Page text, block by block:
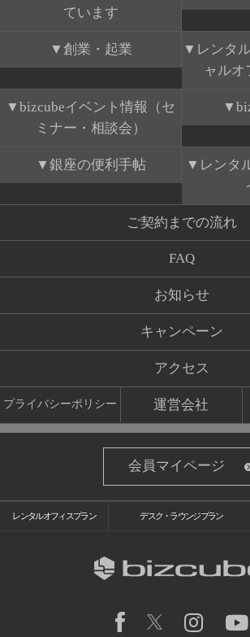
ています
創業・起業
レンタ
ャルオ
bizcubeイベント情報（セ
ミナー・相談会）
銀座の便利手帖
レンタ
ご契約までの流れ
FAQ
お知らせ
キャンペーン
アクセス
プライバシーポリシー 運営会社
会員マイページ
レンタルオフィスプラン デスク・ラウンジプラン